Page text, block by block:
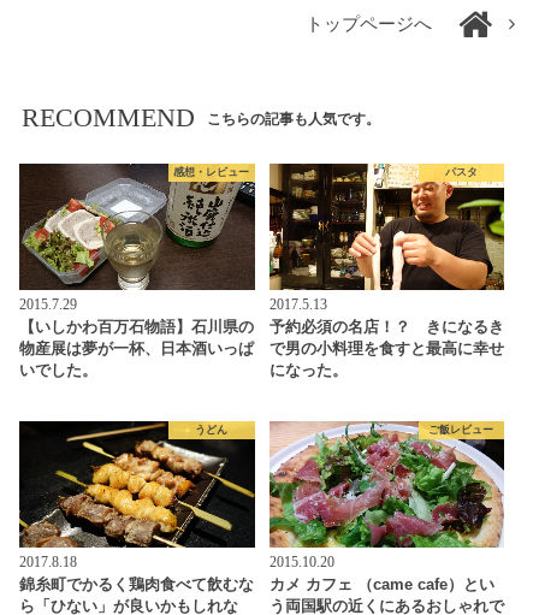
トップページへ
RECOMMEND こちらの記事も人気です。
感想・レビュー
2015.7.29
【いしかわ百万石物語】石川県の
物産展は夢が一杯、日本酒いっぱ
いでした。
パスタ
2017.5.13
予約必須の名店！？ きになるき
で男の小料理を食すと最高に幸せ
になった。
うどん
2017.8.18
錦糸町でかるく鶏肉食べて飲むな
ら「ひない」が良いかもしれな
ご飯レビュー
2015.10.20
カメ カフェ （came cafe）とい
う両国駅の近くにあるおしゃれで